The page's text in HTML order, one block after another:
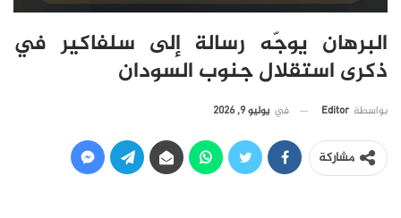
البرهان يوجّه رسالة إلى سلفاكير في
ذكرى استقلال جنوب السودان
بواسطة Editor في يوليو 9, 2026
مشاركة